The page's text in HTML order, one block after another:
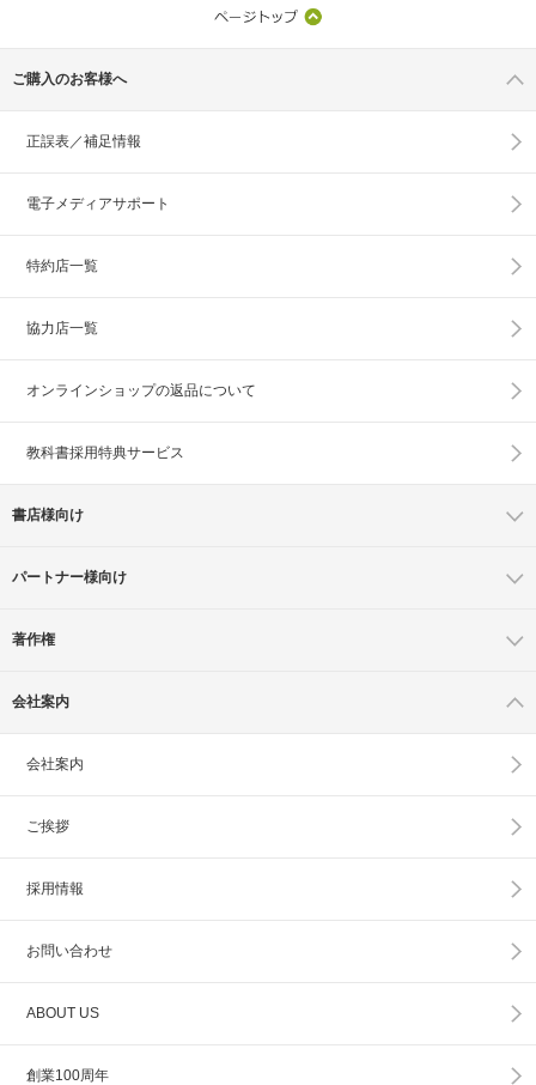
ご購入のお客様へ
正誤表／補足情報
電子メディアサポート
特約店一覧
協力店一覧
オンラインショップの返品について
教科書採用特典サービス
書店様向け
パートナー様向け
著作権
会社案内
会社案内
ご挨拶
採用情報
お問い合わせ
ABOUT US
創業100周年